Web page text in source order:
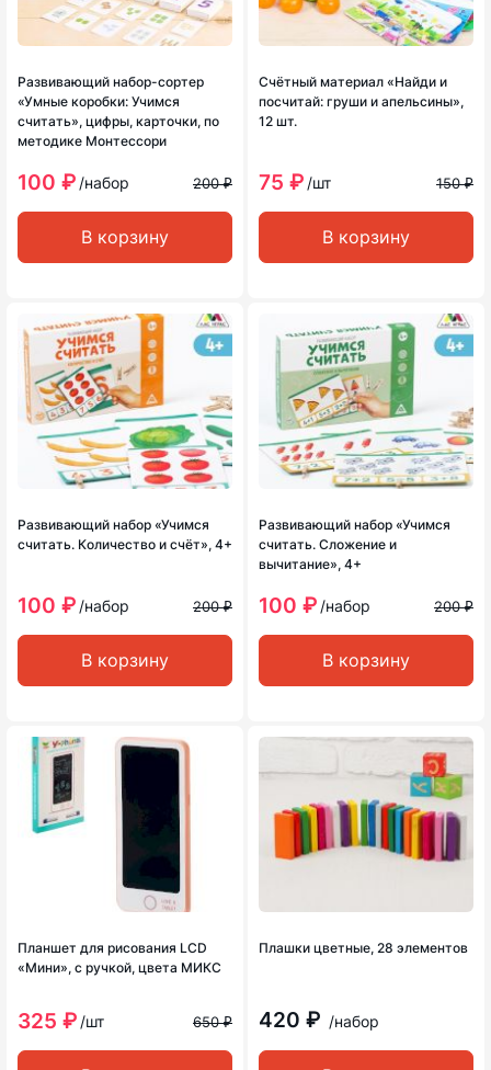
Развивающий набор-сортер
«Умные коробки: Учимся
считать», цифры, карточки, по
методике Монтессори
100 ₽ /набор 200 ₽
В корзину
Счётный материал «Найди и
посчитай: груши и апельсины»,
12 шт.
75 ₽ /шт 150 ₽
В корзину
Развивающий набор «Учимся
считать. Количество и счёт», 4+
100 ₽ /набор 200 ₽
В корзину
Развивающий набор «Учимся
считать. Сложение и
вычитание», 4+
100 ₽ /набор 200 ₽
В корзину
Планшет для рисования LCD
«Мини», с ручкой, цвета МИКС
325 ₽ /шт 650 ₽
Плашки цветные, 28 элементов
420 ₽ /набор